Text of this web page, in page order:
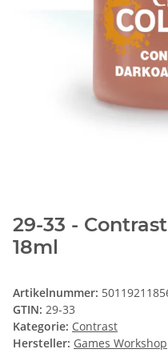
29-33 -
18ml
Artikelnummer:
GTIN: 29-33
Kategorie: Contrast
Hersteller: Games Workshop